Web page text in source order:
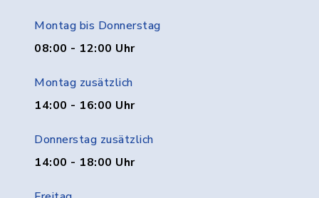
Montag bis Donnerstag
08:00 - 12:00 Uhr
Montag zusätzlich
14:00 - 16:00 Uhr
Donnerstag zusätzlich
14:00 - 18:00 Uhr